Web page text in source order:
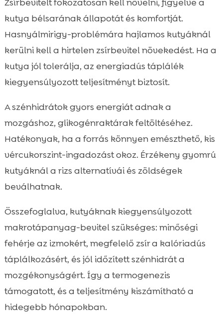
Zsírbevitelt fokozatosan kell növelni, figyelve a
kutya bélsarának állapotát és komfortját.
Hasnyálmirigy-problémára hajlamos kutyáknál
kerülni kell a hirtelen zsírbevitel növekedést. Ha a
kutya jól tolerálja, az energiadús táplálék
kiegyensúlyozott teljesítményt biztosít.
A szénhidrátok gyors energiát adnak a
mozgáshoz, glikogénraktárak feltöltéséhez.
Hatékonyak, ha a forrás könnyen emészthető, kis
vércukorszint-ingadozást okoz. Érzékeny gyomrú
kutyáknál a rizs alternatívái és zöldségek
beválhatnak.
Összefoglalva, kutyáknak kiegyensúlyozott
makrotápanyag-bevitel szükséges: minőségi
fehérje az izmokért, megfelelő zsír a kalóriadús
táplálkozásért, és jól időzített szénhidrát a
mozgékonyságért. Így a termogenezis
támogatott, és a teljesítmény kiszámítható a
hidegebb hónapokban.